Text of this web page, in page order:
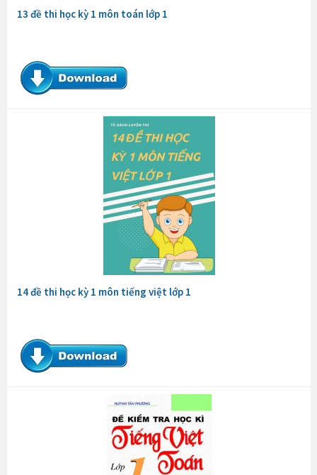
13 đề thi học kỳ 1 môn toán lớp 1
14 đề thi học kỳ 1 môn tiếng việt lớp 1